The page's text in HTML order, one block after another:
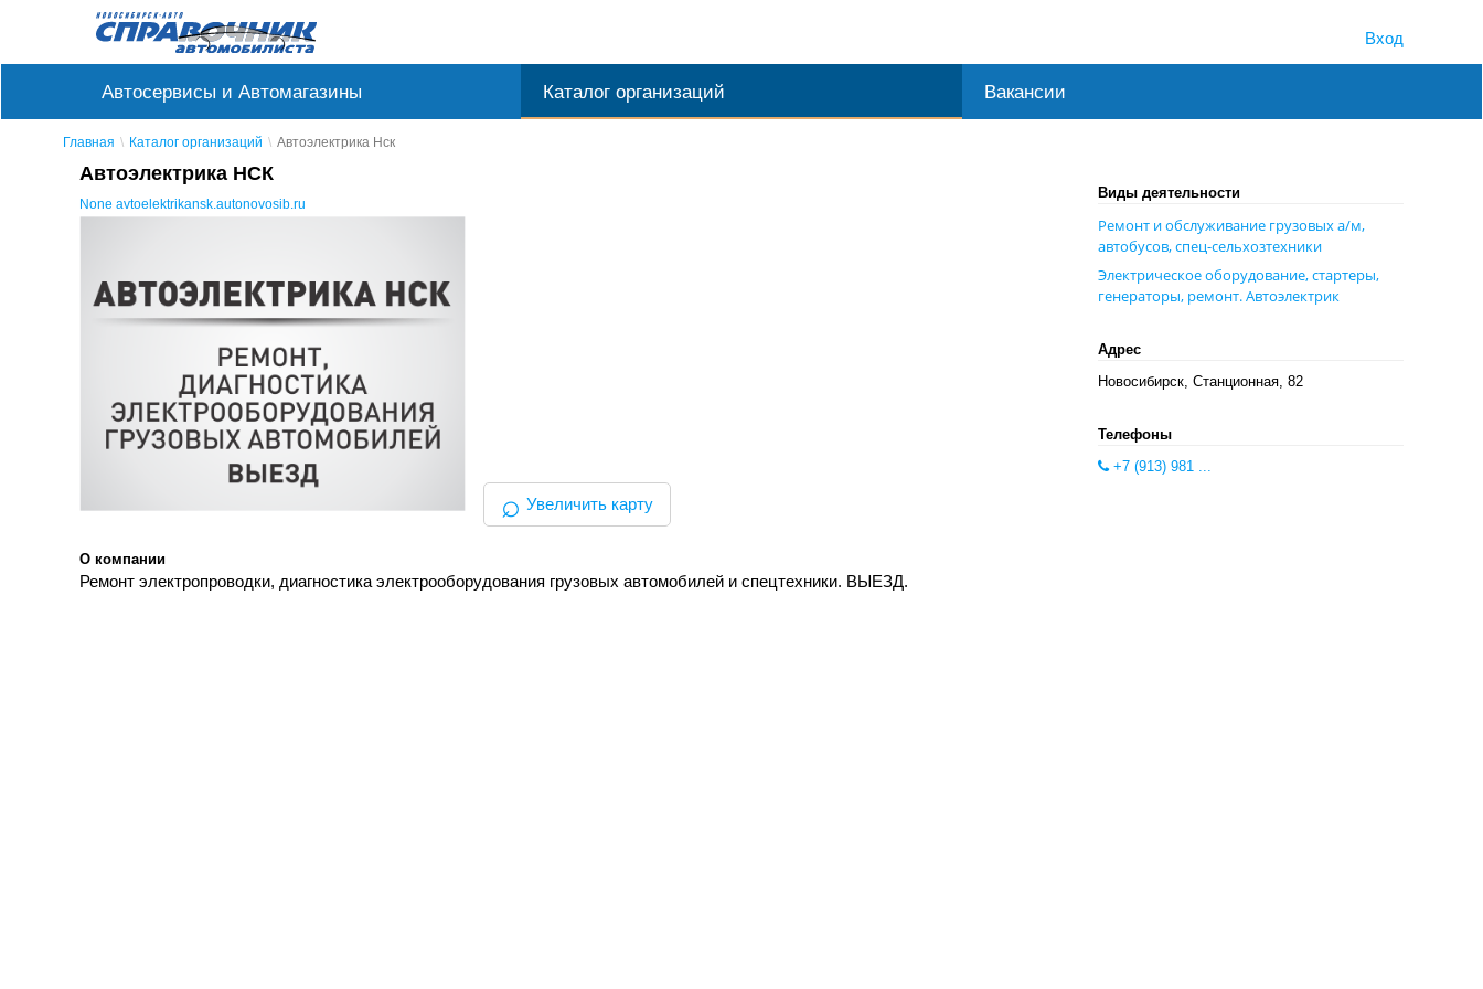
Вход
Автосервисы и Автомагазины Каталог организаций Вакансии
Главная Каталог организаций Автоэлектрика Нск
Автоэлектрика НСК
None avtoelektrikansk.autonovosib.ru
⌕ Увеличить карту
О компании
Ремонт электропроводки, диагностика электрооборудования грузовых автомобилей и спецтехники. ВЫЕЗД.
Виды деятельности
Ремонт и обслуживание грузовых а/м,
автобусов, спец-сельхозтехники
Электрическое оборудование, стартеры,
генераторы, ремонт. Автоэлектрик
Адрес
Новосибирск, Станционная, 82
Телефоны
+7 (913) 981 ...